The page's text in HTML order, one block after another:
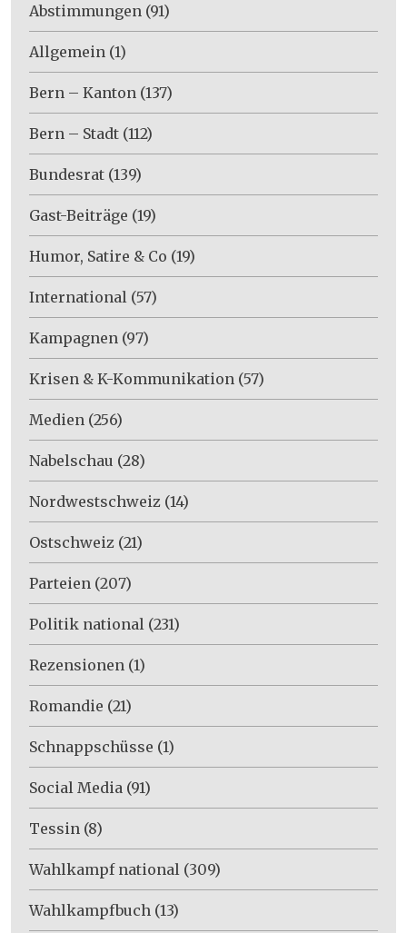
Abstimmungen (91)
Allgemein (1)
Bern – Kanton (137)
Bern – Stadt (112)
Bundesrat (139)
Gast-Beiträge (19)
Humor, Satire & Co (19)
International (57)
Kampagnen (97)
Krisen & K-Kommunikation (57)
Medien (256)
Nabelschau (28)
Nordwestschweiz (14)
Ostschweiz (21)
Parteien (207)
Politik national (231)
Rezensionen (1)
Romandie (21)
Schnappschüsse (1)
Social Media (91)
Tessin (8)
Wahlkampf national (309)
Wahlkampfbuch (13)